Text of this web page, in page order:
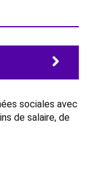
sociales avec
de salaire, de